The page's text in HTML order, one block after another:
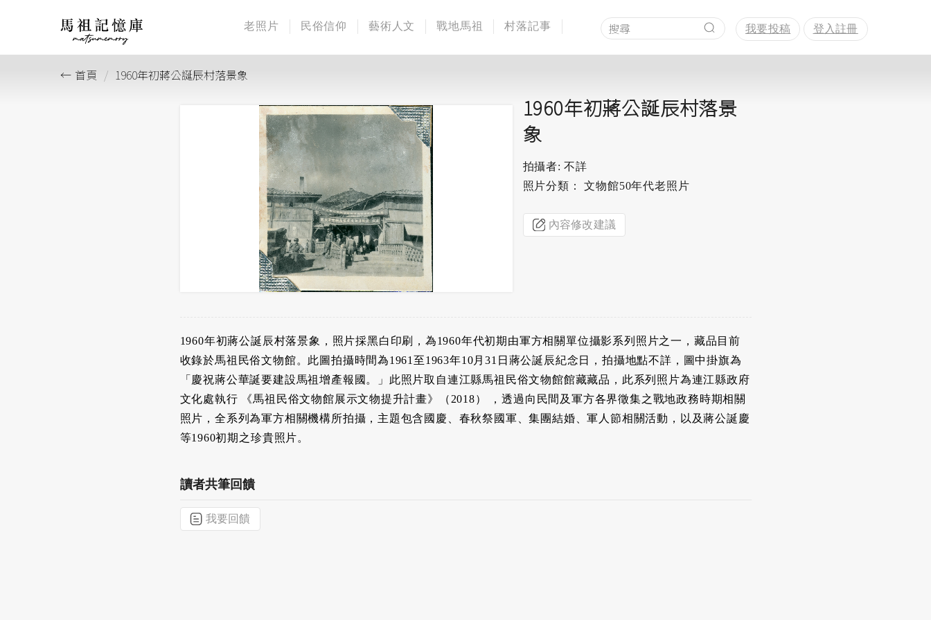
老照片 民俗信仰 藝術人文 戰地馬祖 村落記事 我要投稿 登入註冊
首頁 1960年初蔣公誕辰村落景象
1960年初蔣公誕辰村落景
象
拍攝者: 不詳
照片分類： 文物館50年代老照片
內容修改建議
1960年初蔣公誕辰村落景象，照片採黑白印刷，為1960年代初期由軍方相關單位攝影系列照片之一，藏品目前
收錄於馬祖民俗文物館。此圖拍攝時間為1961至1963年10月31日蔣公誕辰紀念日，拍攝地點不詳，圖中掛旗為
「慶祝蔣公華誕要建設馬祖增產報國。」此照片取自連江縣馬祖民俗文物館館藏藏品，此系列照片為連江縣政府
文化處執行 《馬祖民俗文物館展示文物提升計畫》（2018） ，透過向民間及軍方各界徵集之戰地政務時期相關
照片，全系列為軍方相關機構所拍攝，主題包含國慶、春秋祭國軍、集團結婚、軍人節相關活動，以及蔣公誕慶
等1960初期之珍貴照片。
讀者共筆回饋
我要回饋